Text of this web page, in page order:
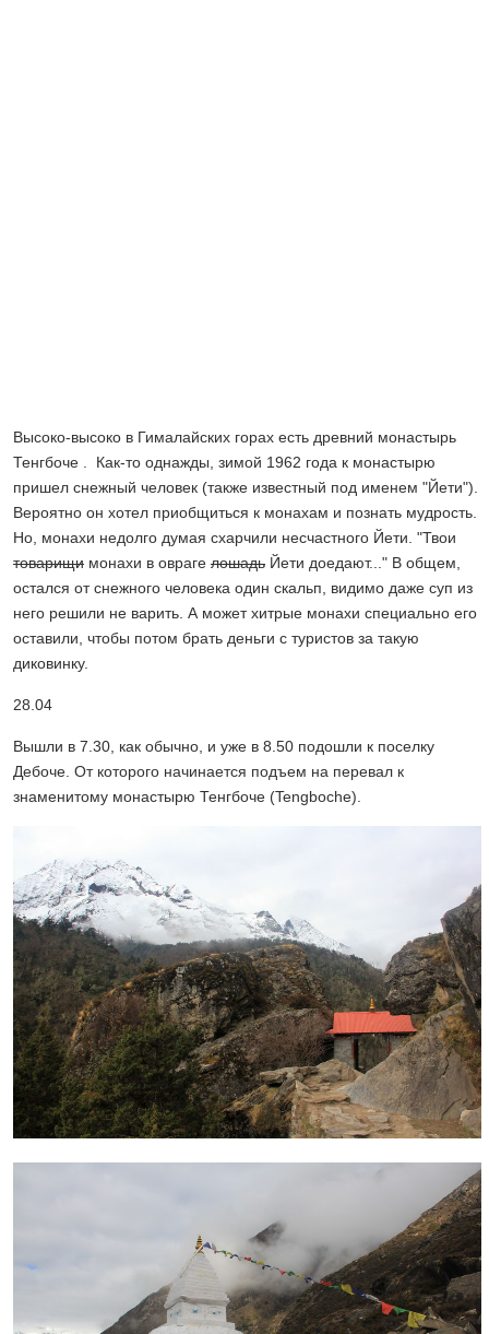
Высоко-высоко в Гималайских горах есть древний монастырь
Тенгбоче . Как-то однажды, зимой 1962 года к монастырю
пришел снежный человек (также известный под именем "Йети").
Вероятно он хотел приобщиться к монахам и познать мудрость.
Но, монахи недолго думая схарчили несчастного Йети. "Твои
товарищи монахи в овраге лошадь Йети доедают..." В общем,
остался от снежного человека один скальп, видимо даже суп из
него решили не варить. А может хитрые монахи специально его
оставили, чтобы потом брать деньги с туристов за такую
диковинку.
28.04
Вышли в 7.30, как обычно, и уже в 8.50 подошли к поселку
Дебоче. От которого начинается подъем на перевал к
знаменитому монастырю Тенгбоче (Tengboche).